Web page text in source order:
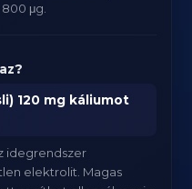
μg.
120 mg káliumot
idegrendszer
elektrolit. Magas